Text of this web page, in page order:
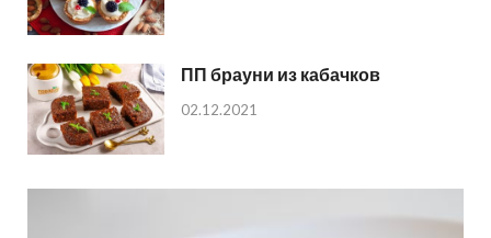
ПП брауни из кабачков
02.12.2021